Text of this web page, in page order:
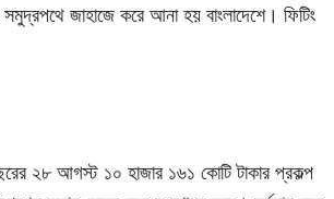
জাহাজে করে আনা হয় বাংলাদেশে। ফিটিং
২৮ আগস্ট ১০ হাজার ১৬১ কোটি টাকার প্রকল্প